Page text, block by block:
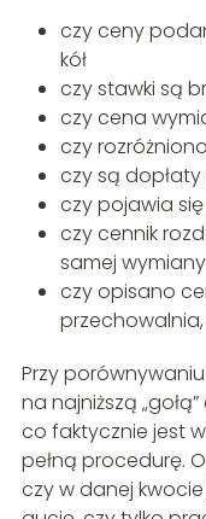
czy ceny
kół
czy stawki są
czy cena
czy
czy są
czy pojawia
czy cennik
samej
czy opisano
Przy
na najniższą
co faktycznie jest
pełną procedurę.
czy w danej